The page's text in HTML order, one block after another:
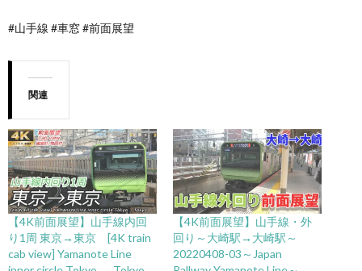
#山手線 #車窓 #前面展望
関連
【4K前面展望】山手線内回
り1周 東京→東京 [4K train
cab view] Yamanote Line
【4K前面展望】山手線・外
回り～大崎駅→大崎駅～
20220408-03～Japan